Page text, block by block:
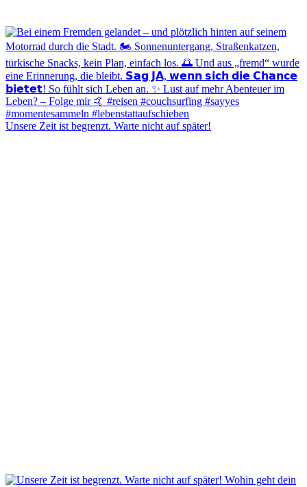
Unsere Zeit ist begrenzt. Warte nicht auf später!